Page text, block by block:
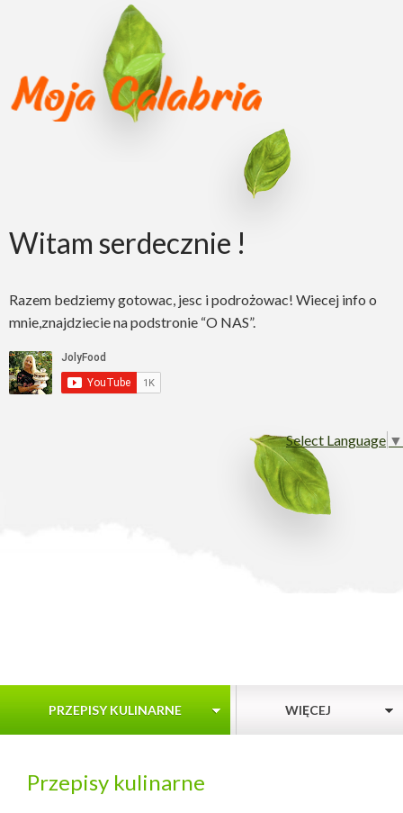
Witam serdecznie !
Razem bedziemy gotowac, jesc i podrożowac! Wiecej info o
mnie,znajdziecie na podstronie “O NAS”.
Select Language ▼
PRZEPISY KULINARNE WIĘCEJ
Przepisy kulinarne